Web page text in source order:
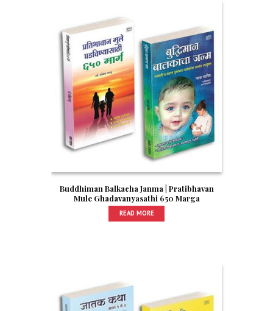
Buddhiman Balkacha Janma | Pratibhavan
Mule Ghadavanyasathi 650 Marga
READ MORE